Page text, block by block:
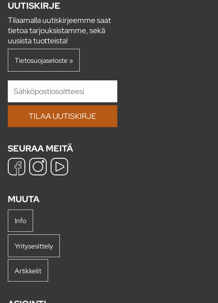
UUTISKIRJE
Tilaamalla uutiskirjeemme saat
tietoa tarjouksistamme, sekä
uusista tuotteista!
Tietosuojaseloste »
SEURAA MEITÄ
MUUTA
Info
Yritysesittely
Artikkelit